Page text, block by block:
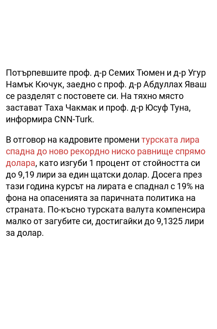
Потърпевшите проф. д-р Семих Тюмен и д-р Угур
Намък Кючук, заедно с проф. д-р Абдуллах Яваш
се разделят с постовете си. На тяхно място
застават Таха Чакмак и проф. д-р Юсуф Туна,
информира CNN-Turk.
В отговор на кадровите промени турската лира
спадна до ново рекордно ниско равнище спрямо
долара, като изгуби 1 процент от стойността си
до 9,19 лири за един щатски долар. Досега през
тази година курсът на лирата е спаднал с 19% на
фона на опасенията за паричната политика на
страната. По-късно турската валута компенсира
малко от загубите си, достигайки до 9,1325 лири
за долар.